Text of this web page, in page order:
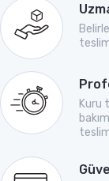
Kuru